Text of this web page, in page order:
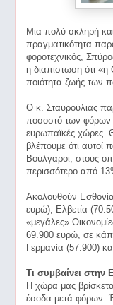
Μια πολύ σκληρή
πραγματικότητα
φοροτεχνικός,
η διαπίστωση ότι «η
ποιότητα ζωής των
Ο κ. Σταυρούλιας
ποσοστό των φόρων
ευρωπαϊκές χώρες.
βλέπουμε ότι αυτοί
Βούλγαροι, στους
περισσότερο από
Ακολουθούν
ευρώ), Ελβετία
«μεγάλες»
69.900 ευρώ, σε
Γερμανία (57.900)
Τι συμβαίνει στην
Η χώρα μας
έσοδα μετά φόρων.